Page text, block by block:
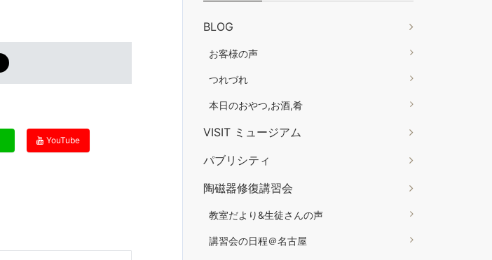
YouTube
BLOG
お客様の声
つれづれ
本日のおやつ,お酒,肴
VISIT ミュージアム
パブリシティ
陶磁器修復講習会
教室だより&生徒さんの声
講習会の日程＠名古屋